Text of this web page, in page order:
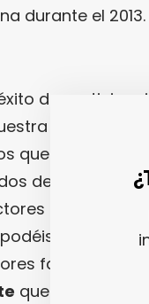
durante el
de
opinión.
querido hacer
de nuestros
le caerá en
ver justo
fardará lo
que dejaremos